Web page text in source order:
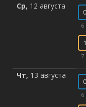
Ср, 12 августа
6
7
Чт, 13 августа
6